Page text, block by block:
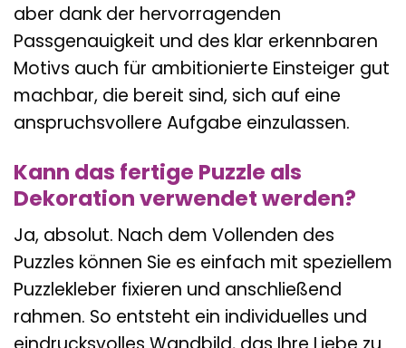
aber dank der hervorragenden
Passgenauigkeit und des klar erkennbaren
Motivs auch für ambitionierte Einsteiger gut
machbar, die bereit sind, sich auf eine
anspruchsvollere Aufgabe einzulassen.
Kann das fertige Puzzle als
Dekoration verwendet werden?
Ja, absolut. Nach dem Vollenden des
Puzzles können Sie es einfach mit speziellem
Puzzlekleber fixieren und anschließend
rahmen. So entsteht ein individuelles und